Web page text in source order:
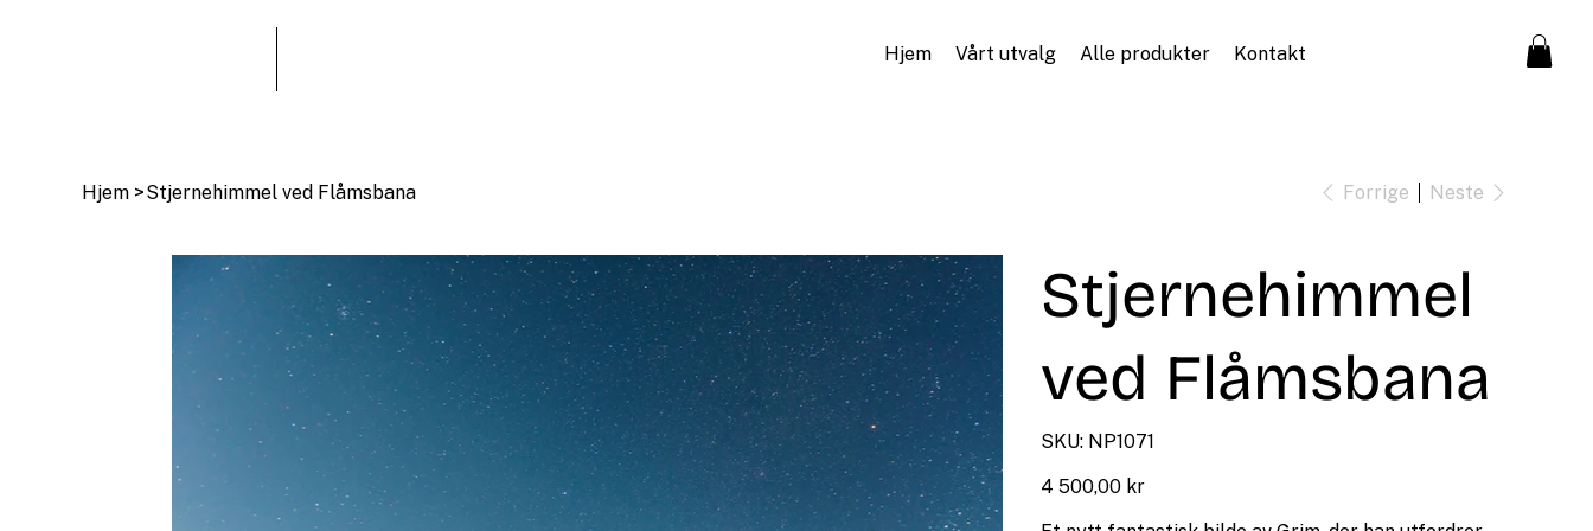
Hjem Vårt utvalg Alle produkter Kontakt
Hjem >Stjernehimmel ved Flåmsbana Forrige Neste
Stjernehimmel
ved Flåmsbana
SKU: SKU
NP1071
NP1071
Pris
4 500,00 kr